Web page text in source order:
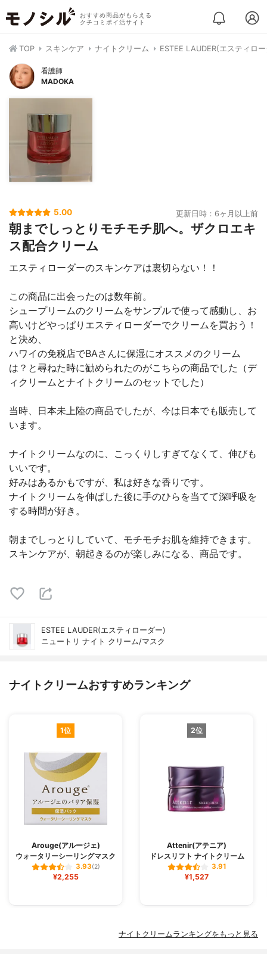
おすすめ商品がもらえる
クチコミポイ活サイト
TOP スキンケア ナイトクリーム ESTEE LAUDER(エスティロ
看護師
MADOKA
5.00 更新日時：6ヶ月以上前
朝までしっとりモチモチ肌へ。ザクロエキ
ス配合クリーム
エスティローダーのスキンケアは裏切らない！！
この商品に出会ったのは数年前。
シュープリームのクリームをサンプルで使って感動し、お
高いけどやっぱりエスティローダーでクリームを買おう！
と決め、
ハワイの免税店でBAさんに保湿にオススメのクリーム
は？と尋ねた時に勧められたのがこちらの商品でした（デ
ィクリームとナイトクリームのセットでした）
当時、日本未上陸の商品でしたが、今は日本でも販売して
います。
ナイトクリームなのに、こっくりしすぎてなくて、伸びも
いいです。
好みはあるかもですが、私は好きな香りです。
ナイトクリームを伸ばした後に手のひらを当てて深呼吸を
する時間が好き。
朝までしっとりしていて、モチモチお肌を維持できます。
スキンケアが、朝起きるのが楽しみになる、商品です。
ESTEE LAUDER(エスティローダー)
ニュートリ ナイト クリーム/マスク
ナイトクリームおすすめランキング
1位
Arouge(アルージェ)
ウォータリーシーリングマスク
3.93(2)
¥2,255
2位
Attenir(アテニア)
ドレスリフト ナイトクリーム
3.91
¥1,527
ナイトクリームランキングをもっと見る